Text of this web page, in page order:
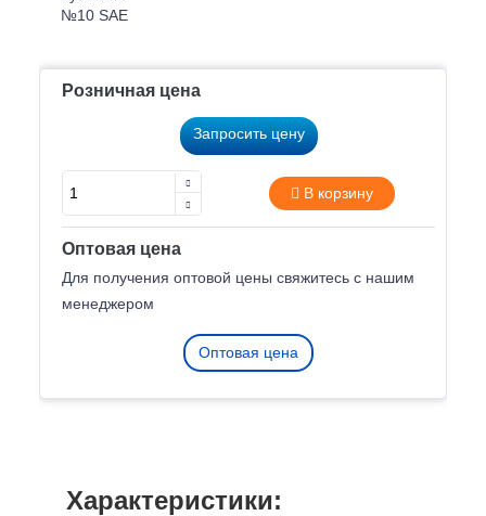
Розничная цена
Запросить цену
В корзину
Оптовая цена
Для получения оптовой цены свяжитесь с нашим
менеджером
Оптовая цена
Характеристики: